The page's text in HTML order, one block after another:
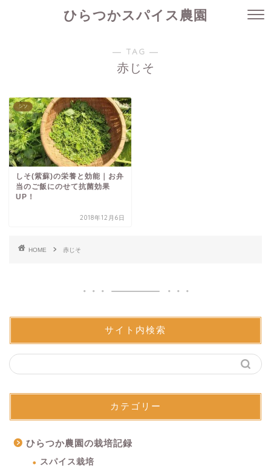
ひらつかスパイス農園
― TAG ―
赤じそ
シソ
しそ(紫蘇)の栄養と効能｜お弁
当のご飯にのせて抗菌効果
UP！
2018年12月6日
HOME 赤じそ
サイト内検索
カテゴリー
ひらつか農園の栽培記録
スパイス栽培